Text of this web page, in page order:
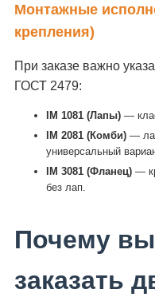
Монтажные
крепления)
При заказе важно
ГОСТ 2479:
IM 1081 (Лапы) —
IM 2081 (Комби) —
универсальный
IM 3081 (Фланец) —
без лап.
Почему
заказать